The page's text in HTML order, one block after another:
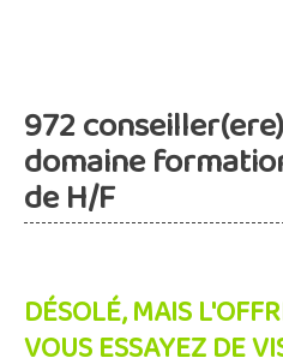
972
domaine
de H/F
DÉSOLÉ, MAIS
VOUS ESSAYEZ DE